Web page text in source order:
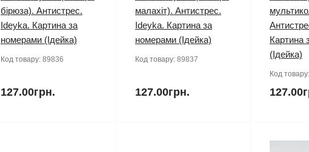
бірюза). Антистрес.
Ideyka. Картина за
номерами (Ідейка)
Код товару: 89836
127.00грн.
малахіт). Антистрес.
Ideyka. Картина за
номерами (Ідейка)
Код товару: 89837
127.00грн.
Картина
(Ідейка)
Код товару: